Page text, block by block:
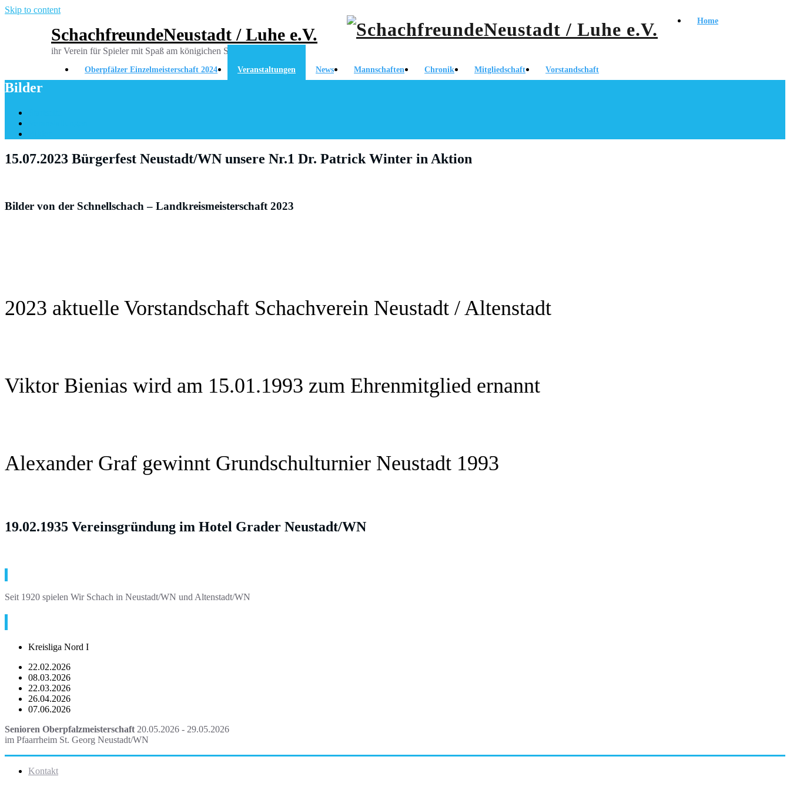
Skip to content
SchachfreundeNeustadt / Luhe e.V.
ihr Verein für Spieler mit Spaß am königichen Spiel
Home
Oberpfälzer Einzelmeisterschaft 2024 Veranstaltungen News Mannschaften Chronik Mitgliedschaft Vorstandschaft
Bilder
15.07.2023 Bürgerfest Neustadt/WN unsere Nr.1 Dr. Patrick Winter in Aktion
Bilder von der Schnellschach – Landkreismeisterschaft 2023
2023 aktuelle Vorstandschaft Schachverein Neustadt / Altenstadt
Viktor Bienias wird am 15.01.1993 zum Ehrenmitglied ernannt
Alexander Graf gewinnt Grundschulturnier Neustadt 1993
19.02.1935 Vereinsgründung im Hotel Grader Neustadt/WN
Seit 1920 spielen Wir Schach in Neustadt/WN und Altenstadt/WN
Kreisliga Nord I
22.02.2026
08.03.2026
22.03.2026
26.04.2026
07.06.2026
Senioren Oberpfalzmeisterschaft 20.05.2026 - 29.05.2026
im Pfaarrheim St. Georg Neustadt/WN
Kontakt